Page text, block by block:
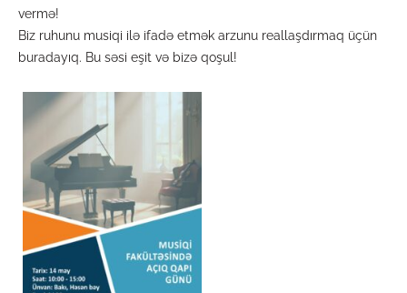
vermə!
Biz ruhunu musiqi ilə ifadə etmək arzunu reallaşdırmaq üçün
buradayıq. Bu səsi eşit və bizə qoşul!